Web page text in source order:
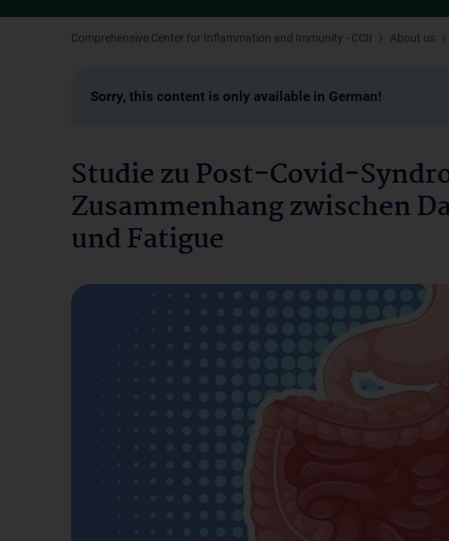
Comprehensive Center for Inflammation and Immunity - CCII About us
Sorry, this content is only available in German!
Studie zu Post-Covid-
Zusammenhang zwischen
und Fatigue